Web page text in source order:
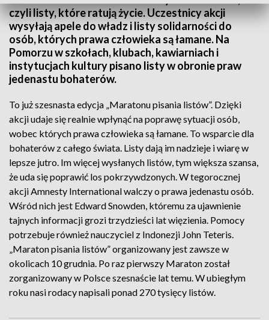
czyli listy, które ratują życie. Uczestnicy akcji
wysyłają apele do władz i listy solidarności do
osób, których prawa człowieka są łamane. Na
Pomorzu w szkołach, klubach, kawiarniach i
instytucjach kultury pisano listy w obronie praw
jedenastu bohaterów.
To już szesnasta edycja „Maratonu pisania listów”. Dzięki
akcji udaje się realnie wpłynąć na poprawę sytuacji osób,
wobec których prawa człowieka są łamane. To wsparcie dla
bohaterów z całego świata. Listy dają im nadzieje i wiarę w
lepsze jutro. Im więcej wysłanych listów, tym większa szansa,
że uda się poprawić los pokrzywdzonych. W tegorocznej
akcji Amnesty International walczy o prawa jedenastu osób.
Wśród nich jest Edward Snowden, któremu za ujawnienie
tajnych informacji grozi trzydzieści lat więzienia. Pomocy
potrzebuje również nauczyciel z Indonezji John Teteris.
„Maraton pisania listów” organizowany jest zawsze w
okolicach 10 grudnia. Po raz pierwszy Maraton został
zorganizowany w Polsce szesnaście lat temu. W ubiegłym
roku nasi rodacy napisali ponad 270 tysięcy listów.